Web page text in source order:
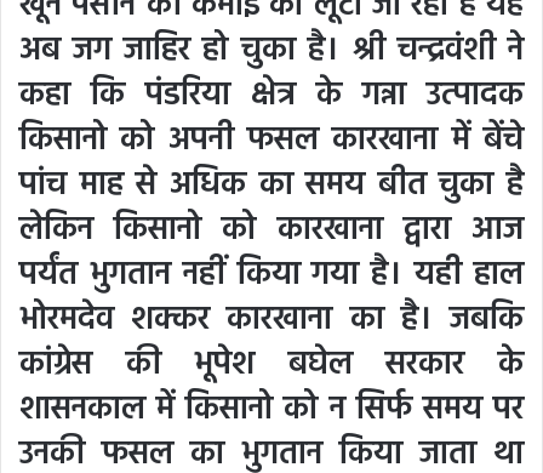
अब जग जाहिर हो चुका है। श्री चन्द्रवंशी ने
कहा कि पंडरिया क्षेत्र के गन्ना उत्पादक
किसानो को अपनी फसल कारखाना में बेंचे
पांच माह से अधिक का समय बीत चुका है
लेकिन किसानो को कारखाना द्वारा आज
पर्यंत भुगतान नहीं किया गया है। यही हाल
भोरमदेव शक्कर कारखाना का है। जबकि
कांग्रेस की भूपेश बघेल सरकार के
शासनकाल में किसानो को न सिर्फ समय पर
उनकी फसल का भुगतान किया जाता था